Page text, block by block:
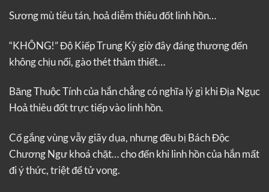
Sương mù tiêu tán, hoả diễm thiêu đốt linh hồn…
“KHÔNG!” Độ Kiếp Trung Kỳ giờ đây đáng thương đến
không chịu nổi, gào thét thảm thiết…
Băng Thuộc Tính của hắn chẳng có nghĩa lý gì khi Địa Ngục
Hoả thiêu đốt trực tiếp vào linh hồn.
Cố gắng vùng vẫy giãy dụa, nhưng đều bị Bách Độc
Chương Ngư khoá chặt… cho đến khi linh hồn của hắn mất
đi ý thức, triệt để tử vong.